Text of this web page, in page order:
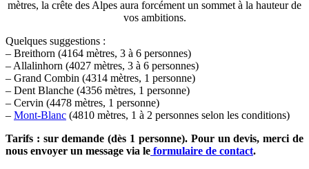
mètres, la crête des Alpes aura forcément un sommet à la hauteur de
vos ambitions.
Quelques suggestions :
– Breithorn (4164 mètres, 3 à 6 personnes)
– Allalinhorn (4027 mètres, 3 à 6 personnes)
– Grand Combin (4314 mètres, 1 personne)
– Dent Blanche (4356 mètres, 1 personne)
– Cervin (4478 mètres, 1 personne)
– Mont-Blanc (4810 mètres, 1 à 2 personnes selon les conditions)
Tarifs : sur demande (dès 1 personne). Pour un devis, merci de
nous envoyer un message via le formulaire de contact.